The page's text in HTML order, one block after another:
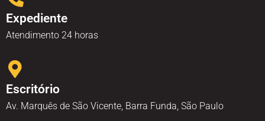
Expediente
Atendimento 24 horas
Escritório
Av. Marquês de São Vicente, Barra Funda, São Paulo